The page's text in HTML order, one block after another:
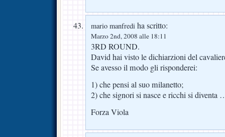
mario manfredi ha scritto:
Marzo 2nd, 2008 alle 18:11
3RD ROUND.
David hai visto le dichiarzioni del
Se avesso il modo gli risponderei:
1) che pensi al suo milanetto;
2) che signori si nasce e ricchi si diventa
Forza Viola